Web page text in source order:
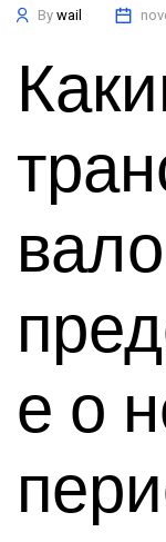
Bywail
е о